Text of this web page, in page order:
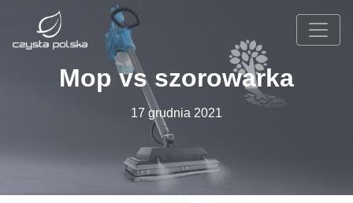
Mop vs szorowarka
17 grudnia 2021